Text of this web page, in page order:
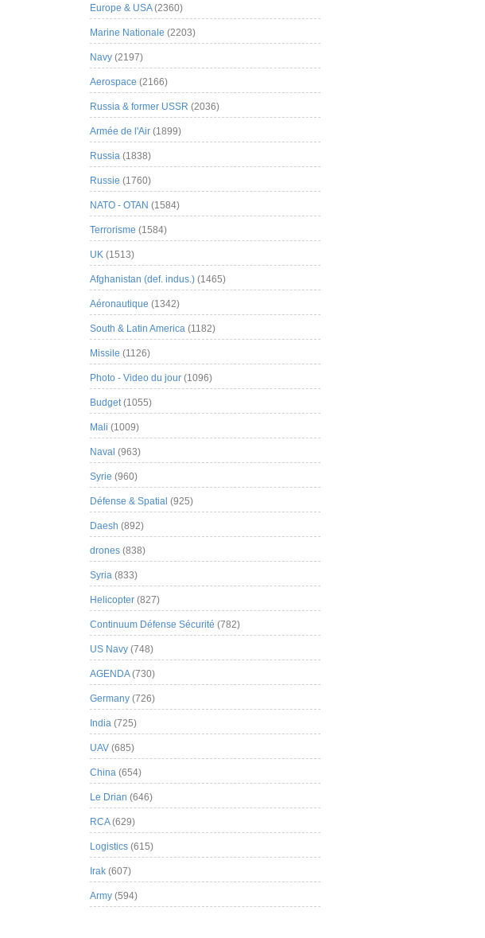
Europe & USA(2360)
Marine Nationale (2203)
Navy (2197)
Aerospace (2166)
Russia & former USSR (2036)
Armée de l'Air (1899)
Russia (1838)
Russie (1760)
NATO - OTAN (1584)
Terrorisme (1584)
UK (1513)
Afghanistan (def. indus.) (1465)
Aéronautique (1342)
South & Latin America (1182)
Missile (1126)
Photo - Video du jour (1096)
Budget(1055)
Mali (1009)
Naval (963)
Syrie (960)
Défense & Spatial (925)
Daesh (892)
drones (838)
Syria (833)
Helicopter (827)
Continuum Défense Sécurité (782)
US Navy (748)
AGENDA(730)
Germany (726)
India (725)
UAV (685)
China (654)
Le Drian (646)
RCA(629)
Logistics (615)
Irak (607)
Army (594)